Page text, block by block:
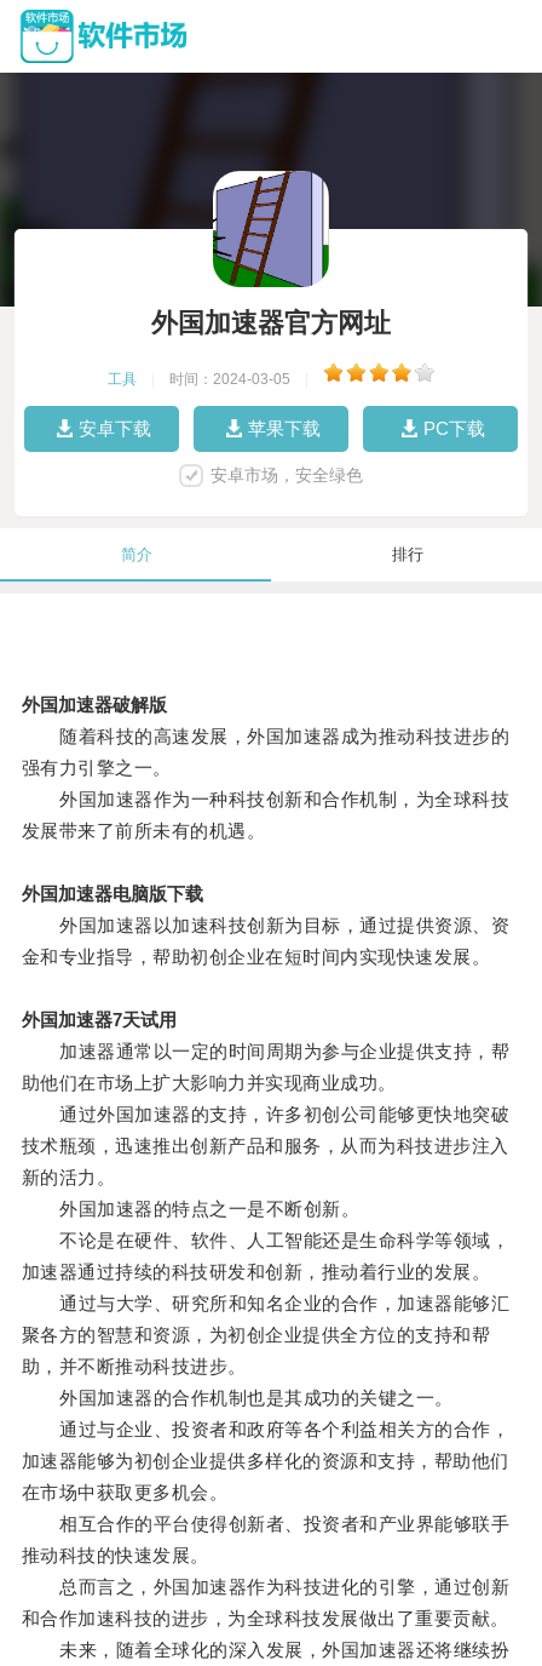
外国加速器官方网址
工具 时间：2024-03-05
安卓下载 苹果下载 PC下载
安卓市场，安全绿色
简介 排行
外国加速器破解版
随着科技的高速发展，外国加速器成为推动科技进步的
强有力引擎之一。
外国加速器作为一种科技创新和合作机制，为全球科技
发展带来了前所未有的机遇。
外国加速器电脑版下载
外国加速器以加速科技创新为目标，通过提供资源、资
金和专业指导，帮助初创企业在短时间内实现快速发展。
外国加速器7天试用
加速器通常以一定的时间周期为参与企业提供支持，帮
助他们在市场上扩大影响力并实现商业成功。
通过外国加速器的支持，许多初创公司能够更快地突破
技术瓶颈，迅速推出创新产品和服务，从而为科技进步注入
新的活力。
外国加速器的特点之一是不断创新。
不论是在硬件、软件、人工智能还是生命科学等领域，
加速器通过持续的科技研发和创新，推动着行业的发展。
通过与大学、研究所和知名企业的合作，加速器能够汇
聚各方的智慧和资源，为初创企业提供全方位的支持和帮
助，并不断推动科技进步。
外国加速器的合作机制也是其成功的关键之一。
通过与企业、投资者和政府等各个利益相关方的合作，
加速器能够为初创企业提供多样化的资源和支持，帮助他们
在市场中获取更多机会。
相互合作的平台使得创新者、投资者和产业界能够联手
推动科技的快速发展。
总而言之，外国加速器作为科技进化的引擎，通过创新
和合作加速科技的进步，为全球科技发展做出了重要贡献。
未来，随着全球化的深入发展，外国加速器还将继续扮